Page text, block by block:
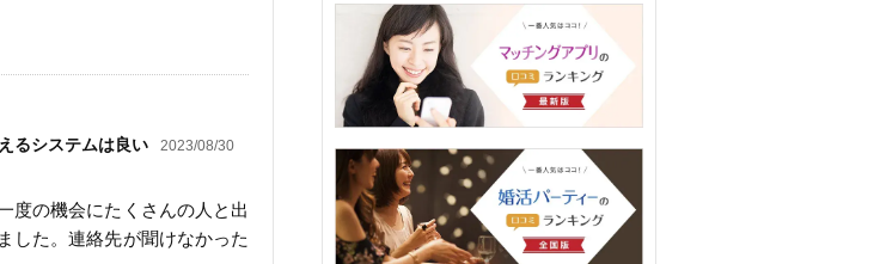
るシステムは良い
2023/08/30
度の機会にたくさんの人と出
した。連絡先が聞けなかった